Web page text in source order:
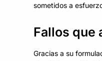
sometidos a
Fallos que
Gracias a su